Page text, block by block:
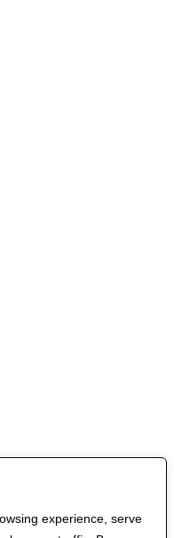
experience, serve